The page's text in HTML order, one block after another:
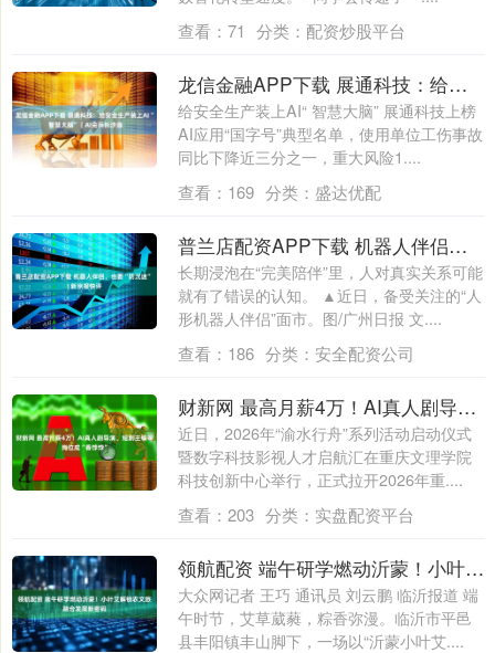
查看： 71 分类： 配资炒股平台
龙信金融APP下载 展通科技：给安全生产装上AI“ 智慧大脑”｜AI尖兵长沙造
给安全生产装上AI“ 智慧大脑” 展通科技上榜
AI应用“国字号”典型名单，使用单位工伤事故
同比下降近三分之一，重大风险1....
查看： 169 分类： 盛达优配
普兰店配资APP下载 机器人伴侣，也要“防沉迷” | 新京报快评
长期浸泡在“完美陪伴”里，人对真实关系可能
就有了错误的认知。 ▲近日，备受关注的“人
形机器人伴侣”面市。图/广州日报 文....
查看： 186 分类： 安全配资公司
财新网 最高月薪4万！AI真人剧导演、短剧主编等岗位成“香饽饽”
近日，2026年“渝水行舟”系列活动启动仪式
暨数字科技影视人才启航汇在重庆文理学院
科技创新中心举行，正式拉开2026年重....
查看： 203 分类： 实盘配资平台
领航配资 端午研学燃动沂蒙！小叶艾解锁农文旅融合发展新密码
大众网记者 王巧 通讯员 刘云鹏 临沂报道 端
午时节，艾草葳蕤，粽香弥漫。临沂市平邑
县丰阳镇丰山脚下，一场以“沂蒙小叶艾....